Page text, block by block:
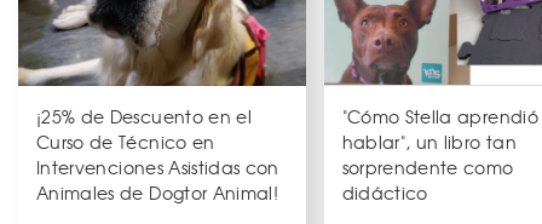
¡25% de Descuento en el
Curso de Técnico en
Intervenciones Asistidas con
Animales de Dogtor Animal!
"Cómo Stella
hablar", un libro tan
sorprendente como
didáctico